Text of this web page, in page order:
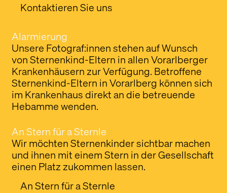
Kontaktieren Sie uns
Alarmierung
Unsere Fotograf:innen stehen auf Wunsch
von Sternenkind-Eltern in allen Vorarlberger
Krankenhäusern zur Verfügung. Betroffene
Sternenkind-Eltern in Vorarlberg können sich
im Krankenhaus direkt an die betreuende
Hebamme wenden.
An Stern für a Sternle
Wir möchten Sternenkinder sichtbar machen
und ihnen mit einem Stern in der Gesellschaft
einen Platz zukommen lassen.
An Stern für a Sternle